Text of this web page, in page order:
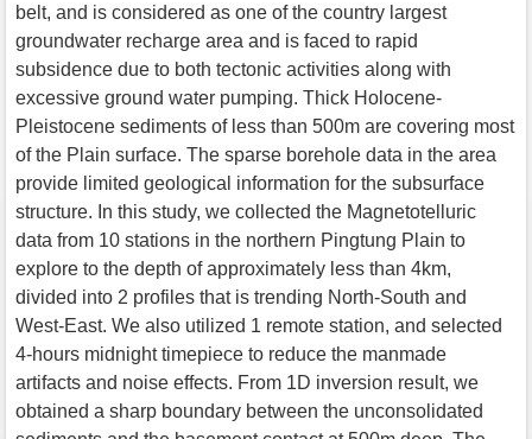
belt, and is considered as one of the country largest
groundwater recharge area and is faced to rapid
subsidence due to both tectonic activities along with
excessive ground water pumping. Thick Holocene-
Pleistocene sediments of less than 500m are covering most
of the Plain surface. The sparse borehole data in the area
provide limited geological information for the subsurface
structure. In this study, we collected the Magnetotelluric
data from 10 stations in the northern Pingtung Plain to
explore to the depth of approximately less than 4km,
divided into 2 profiles that is trending North-South and
West-East. We also utilized 1 remote station, and selected
4-hours midnight timepiece to reduce the manmade
artifacts and noise effects. From 1D inversion result, we
obtained a sharp boundary between the unconsolidated